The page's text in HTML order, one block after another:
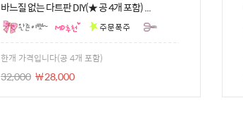
바느질 없는 다트판 DIY(★ 공 4개 포함) ...
한개 가격입니다(공 4개 포함)
32,000 ￦28,000